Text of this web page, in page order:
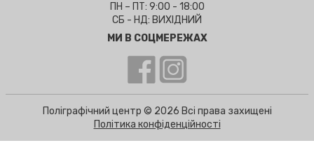
ПН – ПТ: 9:00 - 18:00
СБ - НД: ВИХІДНИЙ
МИ В СОЦМЕРЕЖАХ
Поліграфічний центр © 2026 Всі права захищені
Політика конфіденційності